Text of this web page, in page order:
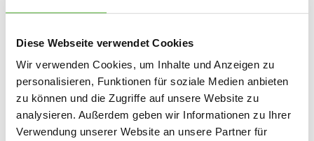
Diese Webseite verwendet Cookies
Wir verwenden Cookies, um Inhalte und Anzeigen zu
personalisieren, Funktionen für soziale Medien anbieten
zu können und die Zugriffe auf unsere Website zu
analysieren. Außerdem geben wir Informationen zu Ihrer
Verwendung unserer Website an unsere Partner für
Sensibilität und Einfühlungsvermögen
gegenüber unseren Bewohnerinnen und
Bewohnern sowie deren Angehörigen
die individuellen Wünsche und Bedürfnisse der
Bewohnenden zu berücksichtigen und diese in
den Pflegealltag zu integrieren